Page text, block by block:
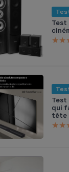
Test
Test
qui
tête